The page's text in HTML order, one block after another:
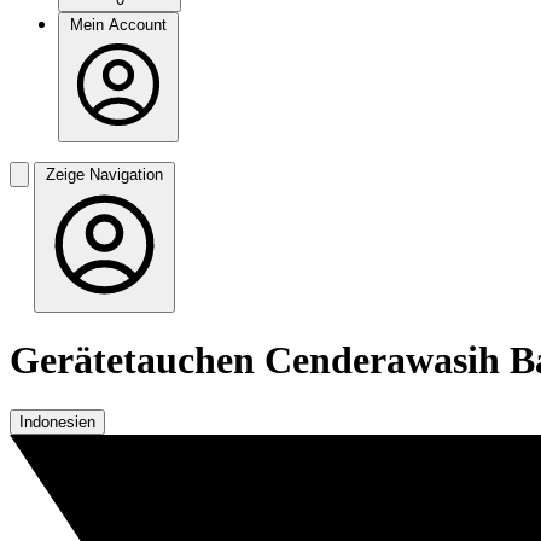
Mein Account
Zeige Navigation
Gerätetauchen Cenderawasih
Indonesien